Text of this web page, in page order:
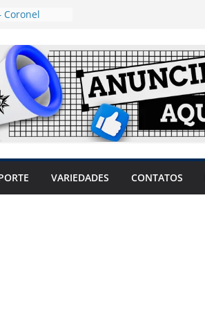
Coronel
mulheres
travar o
produtores
sem
sintomas,
VARIEDADES CONTATOS